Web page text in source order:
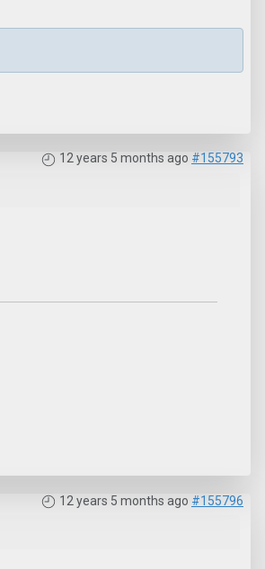
12 years 5 months ago #155793
12 years 5 months ago #155796